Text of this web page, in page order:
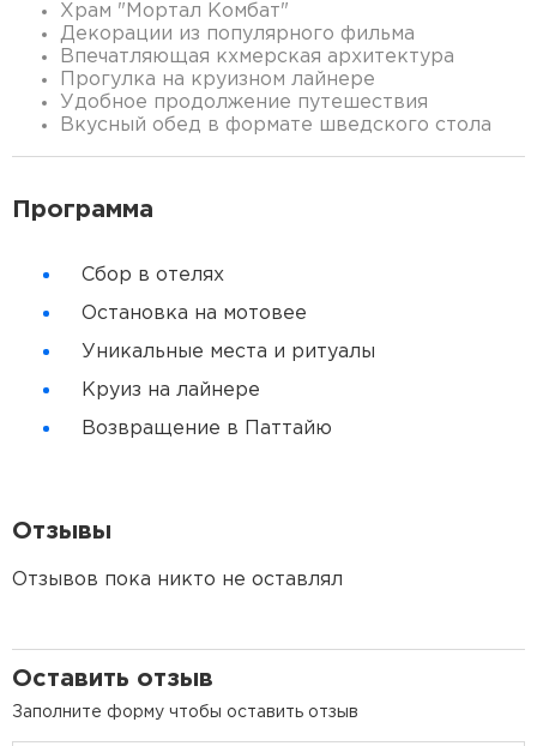
Храм "Мортал Комбат"
Декорации из популярного фильма
Впечатляющая кхмерская архитектура
Прогулка на круизном лайнере
Удобное продолжение путешествия
Вкусный обед в формате шведского стола
Программа
Сбор в отелях
Остановка на мотовее
Уникальные места и ритуалы
Круиз на лайнере
Возвращение в Паттайю
Отзывы
Отзывов пока никто не оставлял
Оставить отзыв
Заполните форму чтобы оставить отзыв